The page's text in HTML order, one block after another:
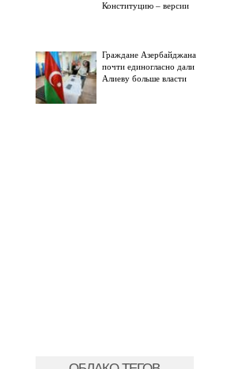
Конституцию – версии
Граждане Азербайджана
почти единогласно дали
Алиеву больше власти